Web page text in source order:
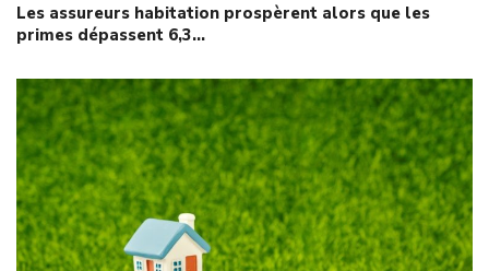
Les assureurs habitation prospèrent alors que les
primes dépassent 6,3…